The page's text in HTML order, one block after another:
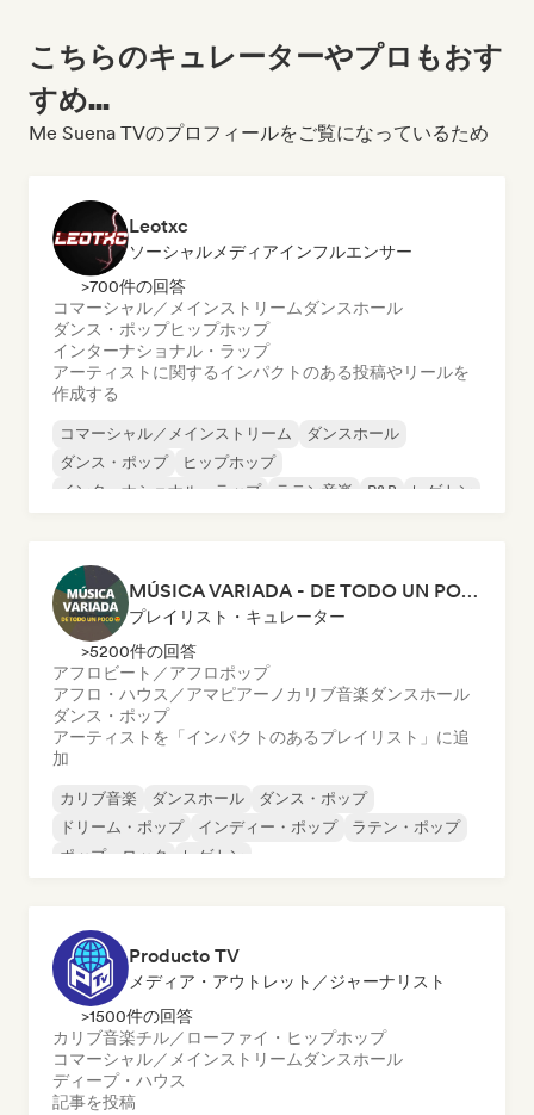
こちらのキュレーターやプロもおす
すめ...
Me Suena TVのプロフィールをご覧になっているため
Leotxc
ソーシャルメディアインフルエンサー
>700件の回答
コマーシャル／メインストリーム ダンスホール
ダンス・ポップヒップホップ
インターナショナル・ラップ
アーティストに関するインパクトのある投稿やリールを
作成する
コマーシャル／メインストリーム
ダンスホール
ダンス・ポップ
ヒップホップ
インターナショナル・ラップ
ラテン音楽 R&B レゲトン
MÚSICA VARIADA - DE TODO UN POCO
プレイリスト・キュレーター
>5200件の回答
アフロビート／アフロポップ
アフロ・ハウス／アマピアーノ カリブ音楽ダンスホール
ダンス・ポップ
アーティストを「インパクトのあるプレイリスト」に追
加
カリブ音楽 ダンスホール
ダンス・ポップ
ドリーム・ポップ
インディー・ポップ
ラテン・ポップ
ポップ・ロック
レゲトン
Producto TV
メディア・アウトレット／ジャーナリスト
>1500件の回答
カリブ音楽チル／ローファイ・ヒップホップ
コマーシャル／メインストリーム ダンスホール
ディープ・ハウス
記事を投稿